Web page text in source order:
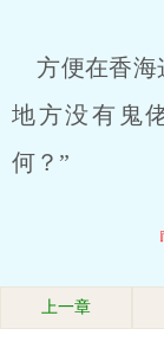
方便在香海
地方没有鬼
何？”
上一章